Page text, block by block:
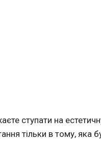
ступати на
тільки в тому, яка